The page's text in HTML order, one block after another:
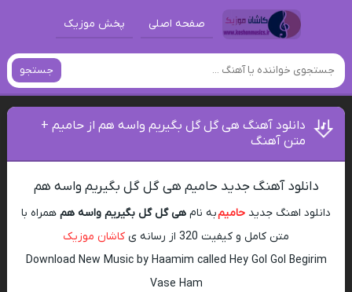
صفحه اصلی پخش موزیک
جستجو
دانلود آهنگ هی گل گل بگیریم واسه هم از حامیم +
متن آهنگ
دانلود آهنگ جدید حامیم هی گل گل بگیریم واسه هم
دانلود اهنگ جدید حامیمبه نام هی گل گل بگیریم واسه هم همراه با
متن کامل و کیفیت 320 از رسانه ی
کاشان موزیک
Download New Music by Haamim called Hey Gol Gol Begirim
Vase Ham